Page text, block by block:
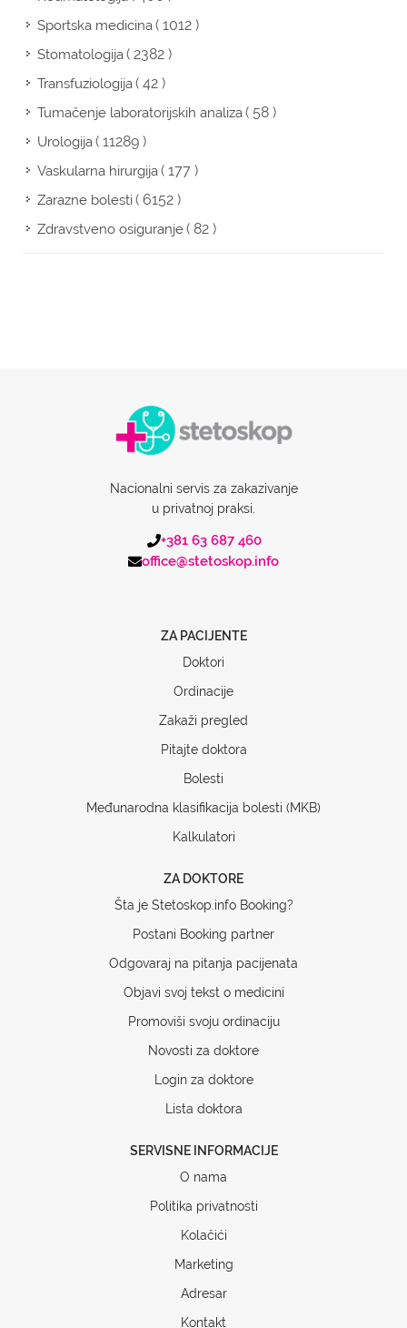
Sportska medicina( 1012 )
Stomatologija( 2382 )
Transfuziologija( 42 )
Tumačenje laboratorijskih analiza( 58 )
Urologija( 11289 )
Vaskularna hirurgija( 177 )
Zarazne bolesti( 6152 )
Zdravstveno osiguranje( 82 )
Nacionalni servis za zakazivanje
u privatnoj praksi.
+381 63 687 460
office@stetoskop.info
ZA PACIJENTE
Doktori
Ordinacije
Zakaži pregled
Pitajte doktora
Bolesti
Međunarodna klasifikacija bolesti (MKB)
Kalkulatori
ZA DOKTORE
Šta je Stetoskop.info Booking?
Postani Booking partner
Odgovaraj na pitanja pacijenata
Objavi svoj tekst o medicini
Promoviši svoju ordinaciju
Novosti za doktore
Login za doktore
Lista doktora
SERVISNE INFORMACIJE
O nama
Politika privatnosti
Kolačići
Marketing
Adresar
Kontakt